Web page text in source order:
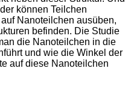
können Teilchen
Nanoteilchen ausüben,
befinden. Die Studie
die Nanoteilchen in die
und wie die Winkel der
auf diese Nanoteilchen